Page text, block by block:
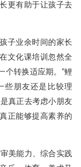
更有助于让孩子去
子业余时间的家长
文化课培训忽然全
个转换适应期。”鲤
些朋友还是比较理
真正去考虑小朋友
正能够提高素养的
美能力、综合实践